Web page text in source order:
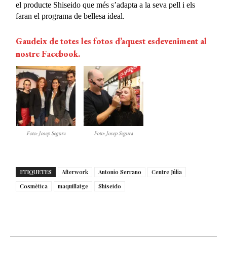
el producte Shiseido que més s’adapta a la seva pell i els
faran el programa de bellesa ideal.
Gaudeix de totes les fotos d’aquest esdeveniment al
nostre Facebook.
Foto: Josep Segura Foto: Josep Segura
ETIQUETES Afterwork Antonio Serrano
Centre Júlia
Cosmètica
maquillatge Shiseido